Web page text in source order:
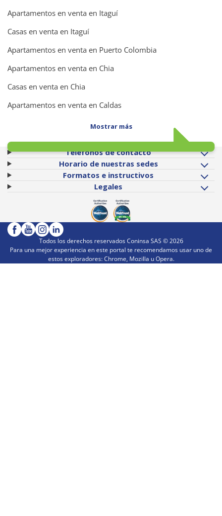
Apartamentos en venta en Itaguí
Casas en venta en Itaguí
Apartamentos en venta en Puerto Colombia
Apartamentos en venta en Chia
Casas en venta en Chia
Apartamentos en venta en Caldas
Mostrar más
Teléfonos de contacto
Horario de nuestras sedes
Formatos e instructivos
Legales
Todos los derechos reservados Coninsa SAS ©2026
Para una mejor experiencia en este portal te recomendamos usar uno de
estos exploradores: Chrome, Mozilla u Opera.